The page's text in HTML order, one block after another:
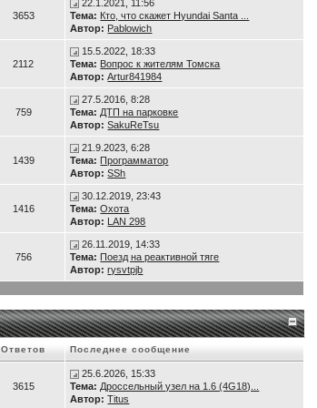
3653
22.1.2021, 11:56
Тема: Кто, что скажет Hyundai Santa ...
Автор: Pablowich
2112
15.5.2022, 18:33
Тема: Вопрос к жителям Томска
Автор: Artur841984
759
27.5.2016, 8:28
Тема: ДТП на парковке
Автор: SakuReTsu
1439
21.9.2023, 6:28
Тема: Программатор
Автор: SSh
1416
30.12.2019, 23:43
Тема: Охота
Автор: LAN 298
756
26.11.2019, 14:33
Тема: Поезд на реактивной тяге
Автор: rysvtpjb
Ответов Последнее сообщение
3615
25.6.2026, 15:33
Тема: Дроссельный узел на 1.6 (4G18)...
Автор: Titus